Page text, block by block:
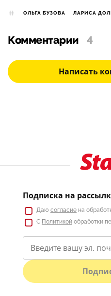
ОЛЬГА БУЗОВА ЛАРИСА
Комментарии 4
Написать
Подписка на
Даю согласие на
С Политикой обработки